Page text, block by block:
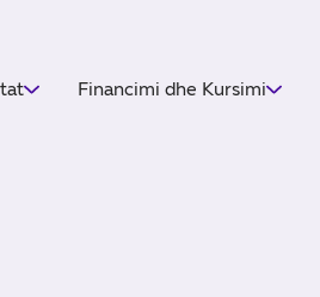
Financimi dhe Kursimi